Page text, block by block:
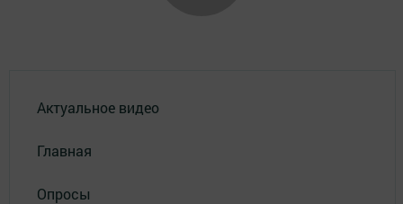
Актуальное видео
Главная
Опросы